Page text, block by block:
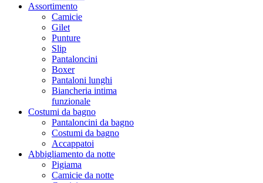
Assortimento
Camicie
Gilet
Punture
Slip
Pantaloncini
Boxer
Pantaloni lunghi
Biancheria intima
funzionale
Costumi da bagno
Pantaloncini da bagno
Costumi da bagno
Accappatoi
Abbigliamento da notte
Pigiama
Camicie da notte